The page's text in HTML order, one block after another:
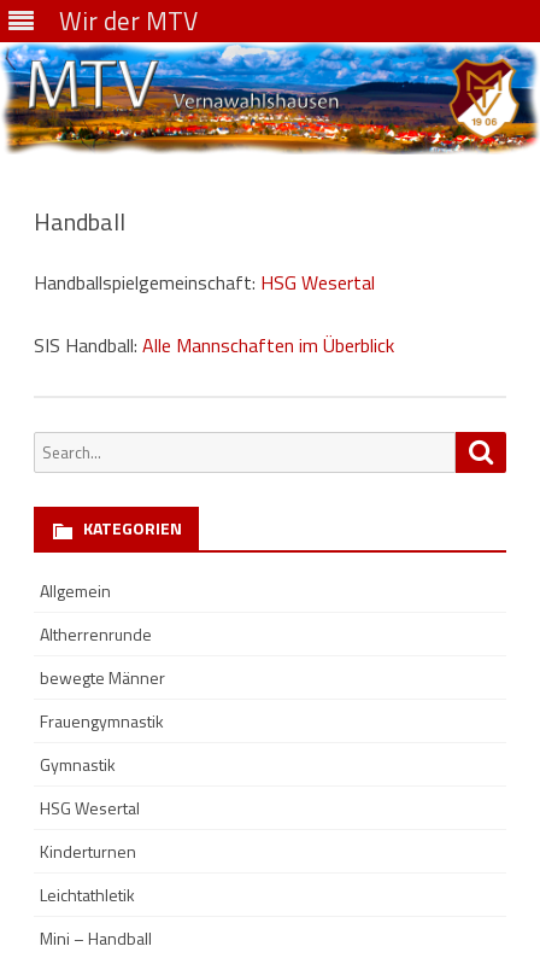
Wir der MTV
Handball
Handballspielgemeinschaft: HSG Wesertal
SIS Handball: Alle Mannschaften im Überblick
Search
for:
KATEGORIEN
Allgemein
Altherrenrunde
bewegte Männer
Frauengymnastik
Gymnastik
HSG Wesertal
Kinderturnen
Leichtathletik
Mini – Handball